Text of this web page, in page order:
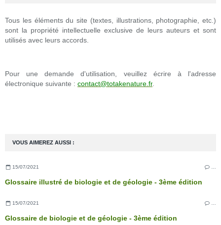
VOUS AIMEREZ AUSSI :
15/07/2021
Glossaire illustré de biologie et de géologie - 3ème édition
15/07/2021 …
Glossaire de biologie et de géologie - 3ème édition
Tous les éléments du site (textes, illustrations, photographie, etc.)
sont la propriété intellectuelle exclusive de leurs auteurs et sont
utilisés avec leurs accords.
Pour une demande d'utilisation, veuillez écrire à l'adresse
électronique suivante : contact@totakenature.fr